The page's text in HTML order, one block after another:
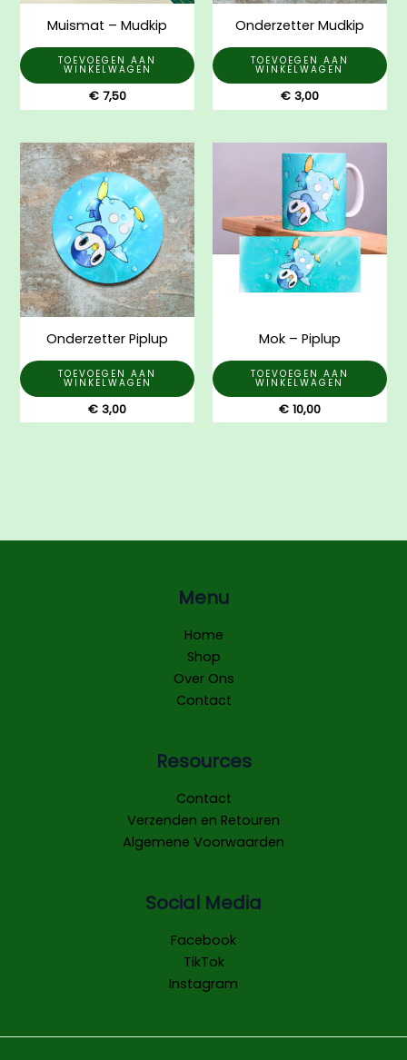
Muismat – Mudkip
TOEVOEGEN AAN
WINKELWAGEN
€7,50
Onderzetter Mudkip
TOEVOEGEN AAN
WINKELWAGEN
€3,00
Onderzetter Piplup
TOEVOEGEN AAN
WINKELWAGEN
€ 3,00
Mok – Piplup
TOEVOEGEN AAN
WINKELWAGEN
€10,00
Menu
Home
Shop
Over Ons
Contact
Resources
Contact
Verzenden en Retouren
Algemene Voorwaarden
Social Media
Facebook
TikTok
Instagram